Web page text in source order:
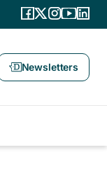
Newsletters